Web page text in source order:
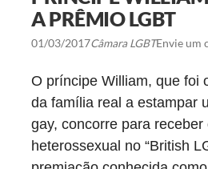
A PRÊMIO LGBT
01/03/2017Câmara LGBTEnvie um
O príncipe William, que foi
da família real a estampar
gay, concorre para
heterossexual no “British